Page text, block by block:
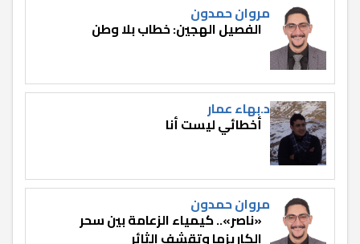
مروان حمدون
الفصيل الهجين: خطاب بلا وطن
د.بهاء عمار
أخطائي ليست أنا
مروان حمدون
«ناصر».. كيمياء الزعامة بين سحر
الكاريزما وتقشف الثائر